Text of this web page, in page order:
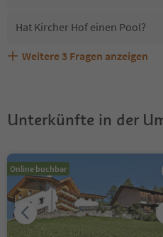
Hat Kircher Hof einen Pool?
Sind Haustiere in der
Welche Services bietet Kircher
Erhalten die Gäste von Kircher Hof einen
Weitere 3 Fragen anzeigen
Unterkünfte in der
Online buchbar